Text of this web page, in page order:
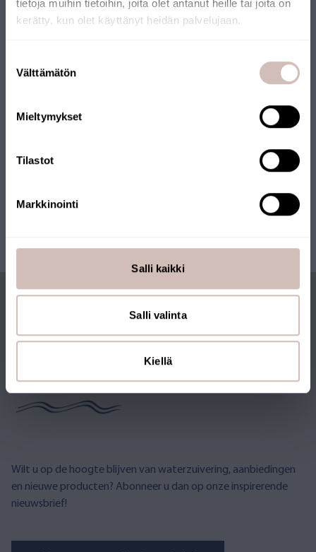
tietoja muihin tietoihin, joita olet antanut heille tai joita on
kerätty, kun olet käyttänyt heidän palvelujaan.
valinta
Välttämätön
Mieltymykset
Tilastot
Markkinointi
Salli kaikki
Salli valinta
Kiellä
Onze webshop heeft het Key Flag-keurmerk ontvangen. De
ABONNEER U OP DE
NIEUWSBRIEF
Wilt u op de hoogte blijven van waterzuivering, aanbiedingen
en nieuwe producten? Abonneer u dan op onze inspirerende
nieuwsbrief!
Leveringsland